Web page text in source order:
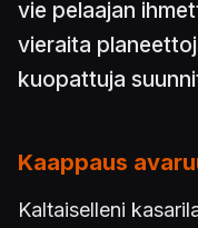
vie pelaajan
vieraita
kuopattuja
Kaappaus
Kaltaiselleni